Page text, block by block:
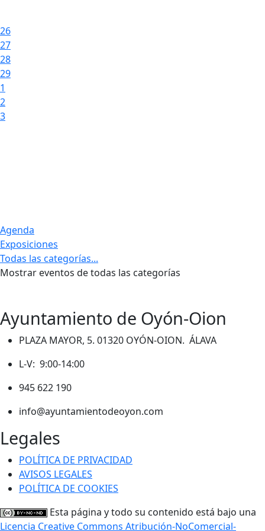
26
27
28
29
1
2
3
Agenda
Exposiciones
Todas las categorías...
Mostrar eventos de todas las categorías
Ayuntamiento de Oyón-Oion
PLAZA MAYOR, 5. 01320 OYÓN-OION. ÁLAVA
L-V: 9:00-14:00
945 622 190
info@ayuntamientodeoyon.com
Legales
POLÍTICA DE PRIVACIDAD
AVISOS LEGALES
POLÍTICA DE COOKIES
Esta página y todo su contenido está bajo una
Licencia Creative Commons Atribución-NoComercial-